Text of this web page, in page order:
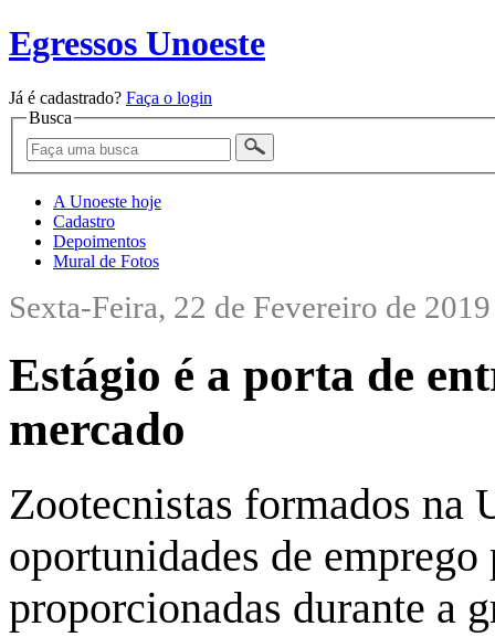
Egressos Unoeste
Já é cadastrado? Faça o login
Busca
A Unoeste hoje
Cadastro
Depoimentos
Mural de Fotos
Sexta-Feira, 22 de Fevereiro de 2019
Estágio é a porta de
mercado
Zootecnistas formados na
oportunidades de
proporcionadas durante a